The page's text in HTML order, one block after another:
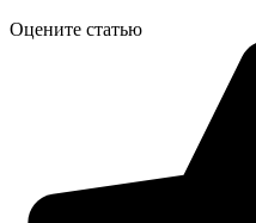
Оцените статью